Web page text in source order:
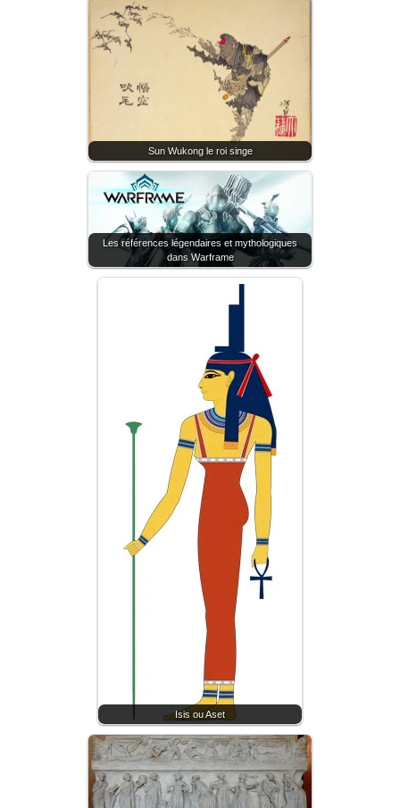
Sun Wukong le roi singe
Les références légendaires et mythologiques
dans Warframe
Isis ou Aset